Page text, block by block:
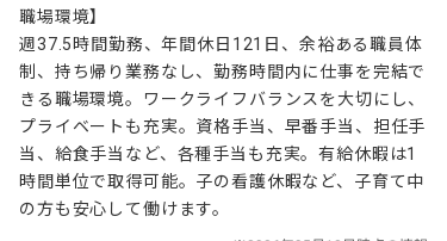
職場環境】
週37.5時間勤務、年間休日121日、余裕ある職員体
制、持ち帰り業務なし、勤務時間内に仕事を完結で
きる職場環境。ワークライフバランスを大切にし、
プライベートも充実。資格手当、早番手当、担任手
当、給食手当など、各種手当も充実。有給休暇は1
時間単位で取得可能。子の看護休暇など、子育て中
の方も安心して働けます。